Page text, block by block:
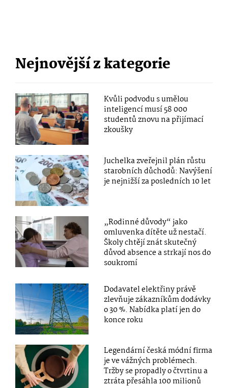
Nejnovější z kategorie
Kvůli podvodu s umělou
inteligencí musí 58 000
studentů znovu na přijímací
zkoušky
Juchelka zveřejnil plán růstu
starobních důchodů: Navýšení
je nejnižší za posledních 10 let
„Rodinné důvody“ jako
omluvenka dítěte už nestačí.
Školy chtějí znát skutečný
důvod absence a strkají nos do
soukromí
Dodavatel elektřiny právě
zlevňuje zákazníkům dodávky
o 30 %. Nabídka platí jen do
konce roku
Legendární česká módní firma
je ve vážných problémech.
Tržby se propadly o čtvrtinu a
ztráta přesáhla 100 milionů